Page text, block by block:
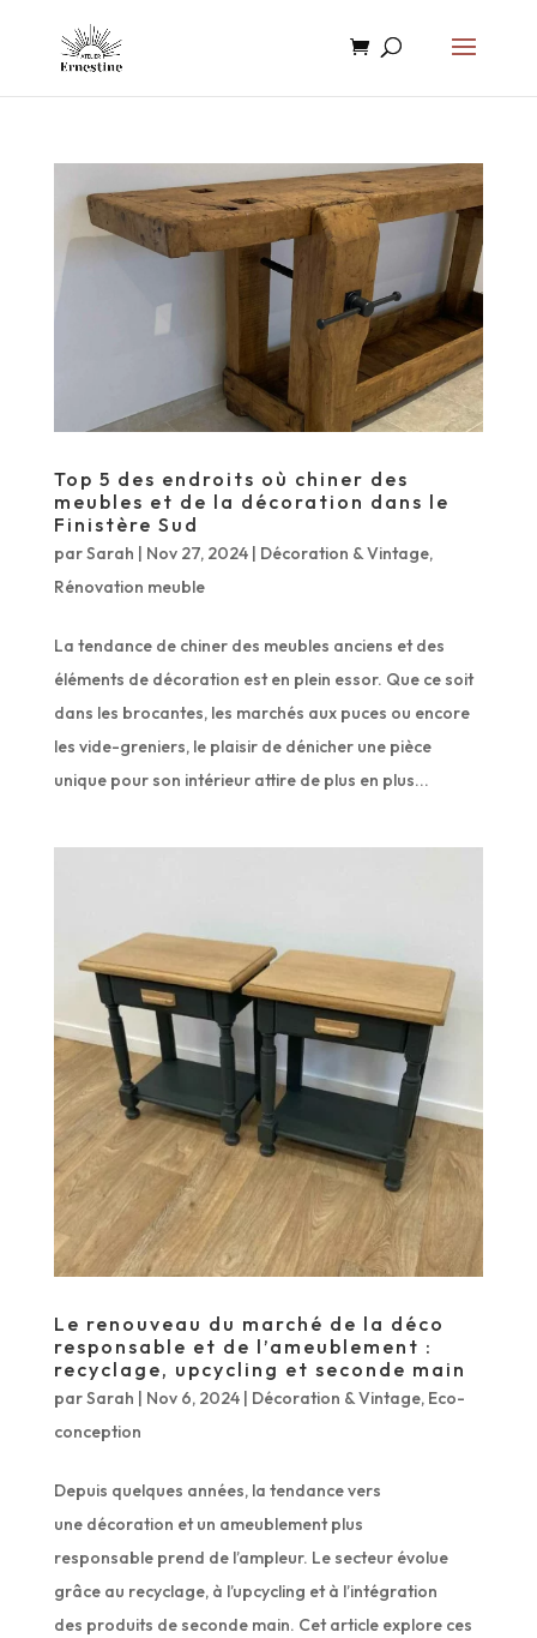
Top 5 des endroits où chiner des
meubles et de la décoration dans le
Finistère Sud
parSarah | Nov 27, 2024| Décoration & Vintage,
Rénovation meuble
La tendance de chiner des meubles anciens et des
éléments de décoration est en plein essor. Que ce soit
dans les brocantes, les marchés aux puces ou encore
les vide-greniers, le plaisir de dénicher une pièce
unique pour son intérieur attire de plus en plus...
Le renouveau du marché de la déco
responsable et de l’ameublement :
recyclage, upcycling et seconde main
parSarah Nov 6, 2024| Décoration & Vintage, Eco-
conception
Depuis quelques années, la tendance vers
une décoration et un ameublement plus
responsable prend de l’ampleur. Le secteur évolue
grâce au recyclage, à l’upcycling et à l’intégration
des produits de seconde main. Cet article explore ces